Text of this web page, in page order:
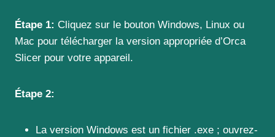
Étape 1: Cliquez sur le bouton Windows, Linux ou
Mac pour télécharger la version appropriée d’Orca
Slicer pour votre appareil.
Étape 2:
La version Windows est un fichier .exe ; ouvrez-